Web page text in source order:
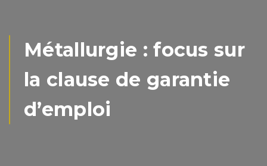
Métallurgie : focus sur
la clause de garantie
d’emploi